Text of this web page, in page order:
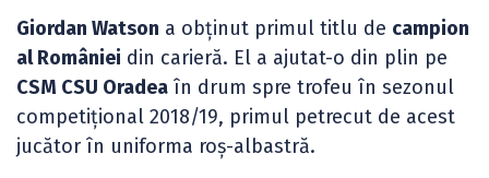
Giordan Watson a obținut primul titlu de campion
al României din carieră. El a ajutat-o din plin pe
CSM CSU Oradea în drum spre trofeu în sezonul
competițional 2018/19, primul petrecut de acest
jucător în uniforma roș-albastră.